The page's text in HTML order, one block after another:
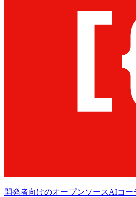
開発者向けのオープンソースAIコー